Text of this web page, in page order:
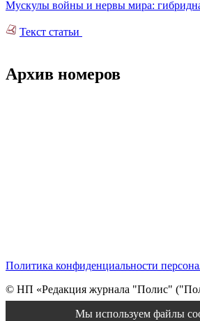
Мускулы войны и нервы мира:
Текст статьи
Архив номеров
Политика конфиденциальности
© НП «Редакция журнала "Полис"
Cтарая версия сайтаМы используем файлы